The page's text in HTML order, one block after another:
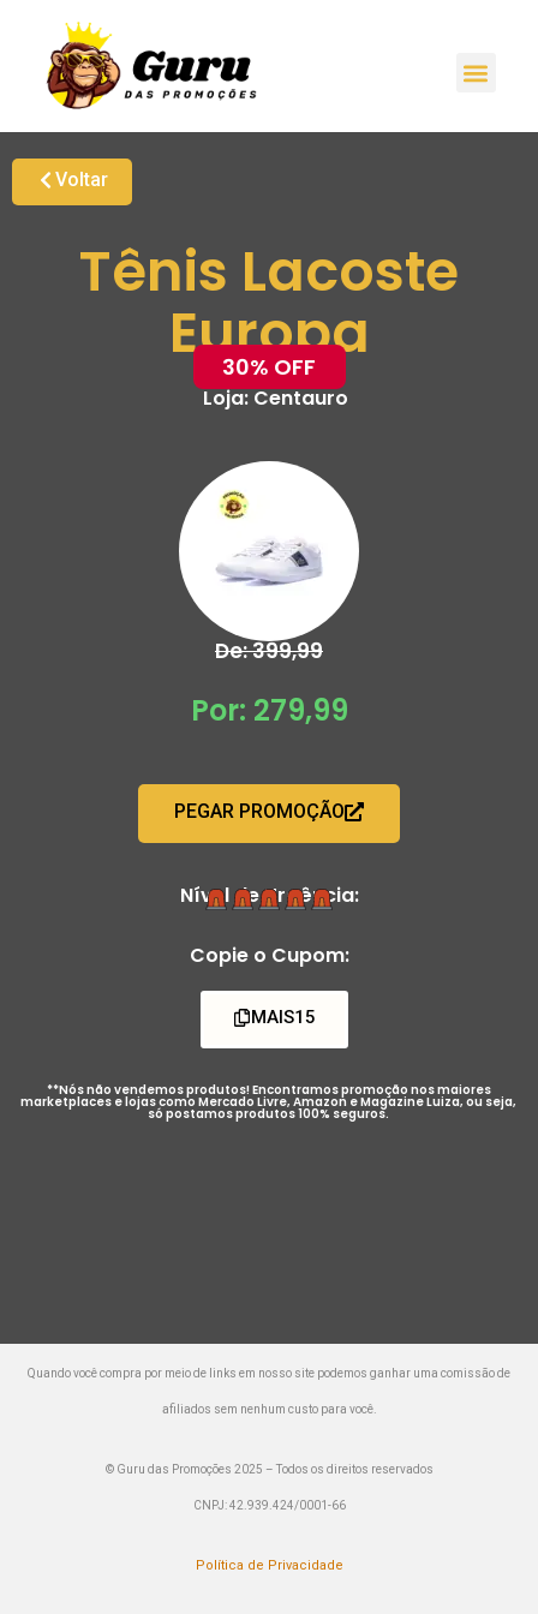
Voltar
Tênis Lacoste
Europa
30% OFF
Loja:Centauro
De: 399,99
Por: 279,99
PEGAR PROMOÇÃO
Nível de Urgência:
Copie o Cupom:
MAIS15
**Nós não vendemos produtos! Encontramos promoção nos maiores
marketplaces e lojas como Mercado Livre, Amazon e Magazine Luiza, ou seja,
só postamos produtos 100% seguros.
Quando você compra por meio de links em nosso site podemos ganhar uma comissão de
afiliados sem nenhum custo para você.
© Guru das Promoções 2025 – Todos os direitos reservados
CNPJ: 42.939.424/0001-66
Política de Privacidade